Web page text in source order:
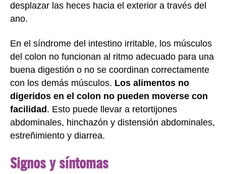
desplazar las heces hacia el exterior a través del
ano.
En el síndrome del intestino irritable, los músculos
del colon no funcionan al ritmo adecuado para una
buena digestión o no se coordinan correctamente
con los demás músculos. Los alimentos no
digeridos en el colon no pueden moverse con
facilidad. Esto puede llevar a retortijones
abdominales, hinchazón y distensión abdominales,
estreñimiento y diarrea.
Signos y síntomas